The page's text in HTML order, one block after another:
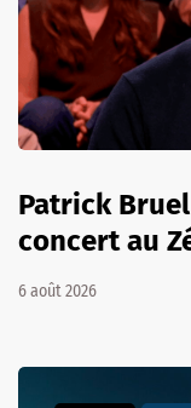
Patrick
concert au
6 août 2026